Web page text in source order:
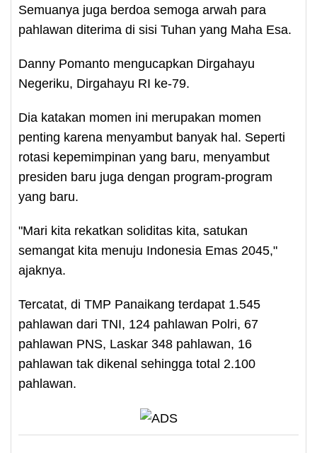
Semuanya juga berdoa semoga arwah para
pahlawan diterima di sisi Tuhan yang Maha Esa.
Danny Pomanto mengucapkan Dirgahayu
Negeriku, Dirgahayu RI ke-79.
Dia katakan momen ini merupakan momen
penting karena menyambut banyak hal. Seperti
rotasi kepemimpinan yang baru, menyambut
presiden baru juga dengan program-program
yang baru.
"Mari kita rekatkan soliditas kita, satukan
semangat kita menuju Indonesia Emas 2045,"
ajaknya.
Tercatat, di TMP Panaikang terdapat 1.545
pahlawan dari TNI, 124 pahlawan Polri, 67
pahlawan PNS, Laskar 348 pahlawan, 16
pahlawan tak dikenal sehingga total 2.100
pahlawan.